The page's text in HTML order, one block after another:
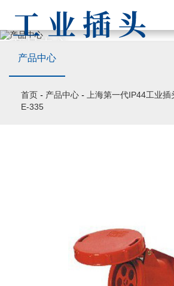
产品中心
PRODUCT CENTER
产品中心
首页 - 产品中心 - 上海第一代IP44工业插
E-335